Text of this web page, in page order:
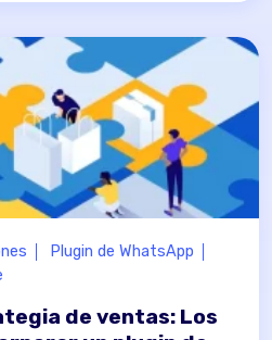
Plugin de WhatsApp
de ventas: Los